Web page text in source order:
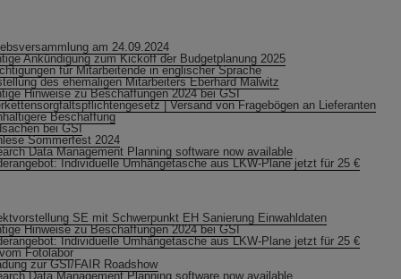
am 24.09.2024
Ankündigung zum Kickoff der Budgetplanung 2025
für Mitarbeitende in englischer Sprache
des ehemaligen Mitarbeiters Eberhard Malwitz
Hinweise zu Beschaffungen 2024 bei GSI
| Versand von Fragebögen an Lieferanten
Beschaffung
bei GSI
Sommerfest 2024
Data Management Planning software now available
Individuelle Umhängetasche aus LKW-Plane jetzt für 25 €
SE mit Schwerpunkt EH Sanierung Einwahldaten
Hinweise zu Beschaffungen 2024 bei GSI
Individuelle Umhängetasche aus LKW-Plane jetzt für 25 €
Fotolabor
zur GSI/FAIR Roadshow
Data Management Planning software now available